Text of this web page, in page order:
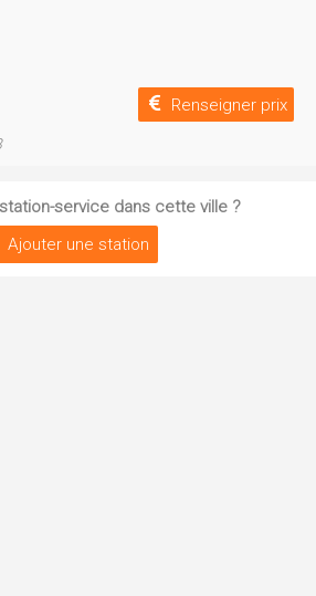
Renseigner prix
service dans cette ville ?
Ajouter une station